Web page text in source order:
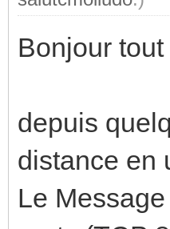
Bonjour
depuis
distance en
Le